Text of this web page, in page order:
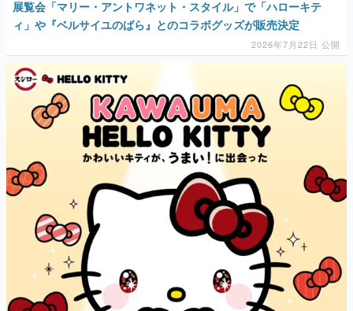
カテゴリ
特集記事
マンガ
女性向け
アプリレビュー
その他
電ファミニコゲーマーとは？
運営：株式会社マレ
展覧会「マリー・アントワネット・スタイル」で「ハローキテ
ィ」や『ベルサイユのばら』とのコラボグッズが販売決定
2026年7月22日 公開